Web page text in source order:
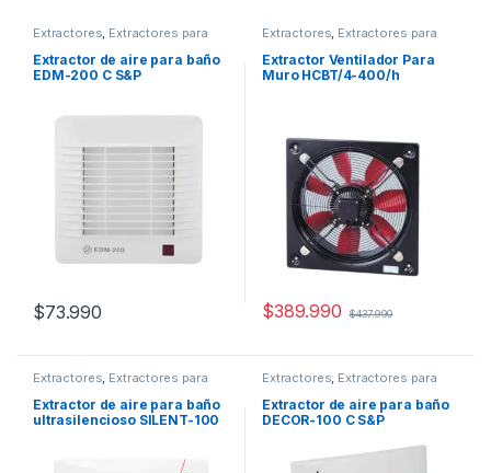
Extractores Extractores para
Extractor de aire para baño
EDM-200 C S&P
$73.990
Extractores Extractores para
muro o vidrio
Extractor Ventilador Para
Muro HCBT/4-400/h
$389.990 $437.990
Extractores, Extractores para
Extractor de aire para baño
ultrasilencioso SILENT-100
Extractores, Extractores para
Extractor de aire para baño
DECOR-100 C S&P